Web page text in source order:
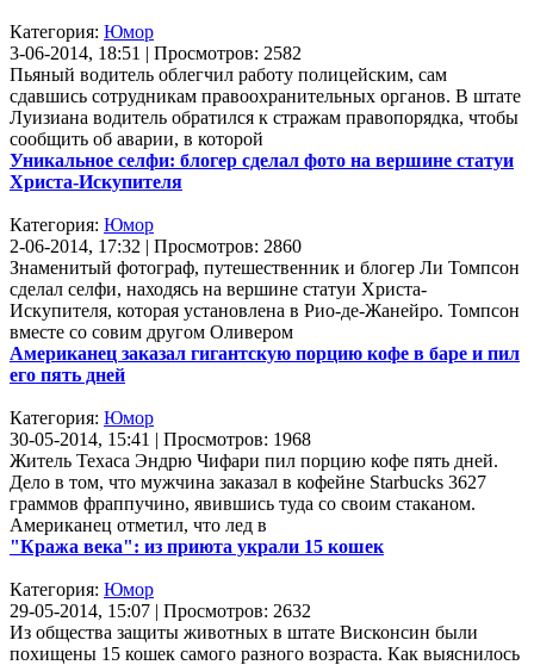
Категория: Юмор
3-06-2014, 18:51 | Просмотров: 2582
Пьяный водитель облегчил работу полицейским, сам
сдавшись сотрудникам правоохранительных органов. В штате
Луизиана водитель обратился к стражам правопорядка, чтобы
сообщить об аварии, в которой
Уникальное селфи: блогер сделал фото на вершине статуи
Христа-Искупителя
Категория: Юмор
2-06-2014, 17:32 | Просмотров: 2860
Знаменитый фотограф, путешественник и блогер Ли Томпсон
сделал селфи, находясь на вершине статуи Христа-
Искупителя, которая установлена в Рио-де-Жанейро. Томпсон
вместе со совим другом Оливером
Американец заказал гигантскую порцию кофе в баре и пил
его пять дней
Категория: Юмор
30-05-2014, 15:41 | Просмотров: 1968
Житель Техаса Эндрю Чифари пил порцию кофе пять дней.
Дело в том, что мужчина заказал в кофейне Starbucks 3627
граммов фраппучино, явившись туда со своим стаканом.
Американец отметил, что лед в
"Кража века": из приюта украли 15 кошек
Категория: Юмор
29-05-2014, 15:07 | Просмотров: 2632
Из общества защиты животных в штате Висконсин были
похищены 15 кошек самого разного возраста. Как выяснилось